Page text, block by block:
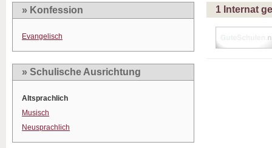
» Konfession
Evangelisch
» Schulische Ausrichtung
Altsprachlich
Musisch
Neusprachlich
1 Internat